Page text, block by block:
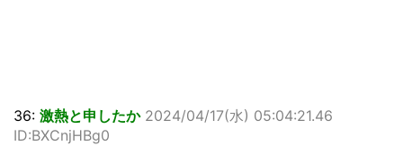
36: 激熱と申したか 2024/04/17(水) 05:04:21.46
ID:BXCnjHBg0